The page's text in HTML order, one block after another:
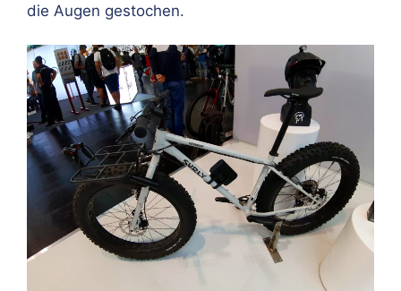
die Augen gestochen.